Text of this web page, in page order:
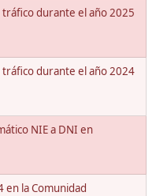
tráfico durante el año 2025
tráfico durante el año 2024
NIE a DNI en
en la Comunidad